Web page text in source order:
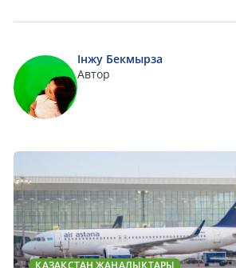
Інжу Бекмырза
Автор